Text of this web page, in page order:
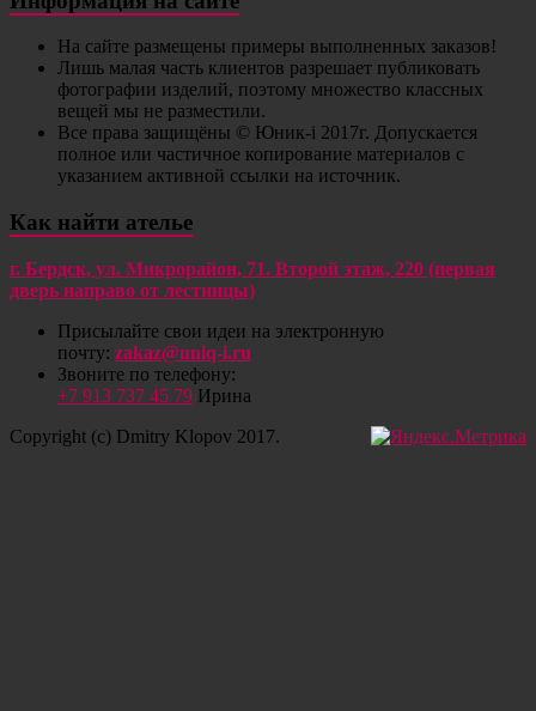
На сайте размещены примеры выполненных заказов!
Лишь малая часть клиентов разрешает публиковать
фотографии изделий, поэтому множество классных
вещей мы не разместили.
Все права защищёны © Юник-i 2017г. Допускается
полное или частичное копирование материалов с
указанием активной ссылки на источник.
Как найти ателье
г. Бердск, ул. Микрорайон, 71. Второй этаж, 220 (первая
дверь направо от лестницы)
Присылайте свои идеи на электронную
почту: zakaz@uniq-i.ru
Звоните по телефону:
+7 913 737 45 79 Ирина
Copyright (c) Dmitry Klopov 2017.